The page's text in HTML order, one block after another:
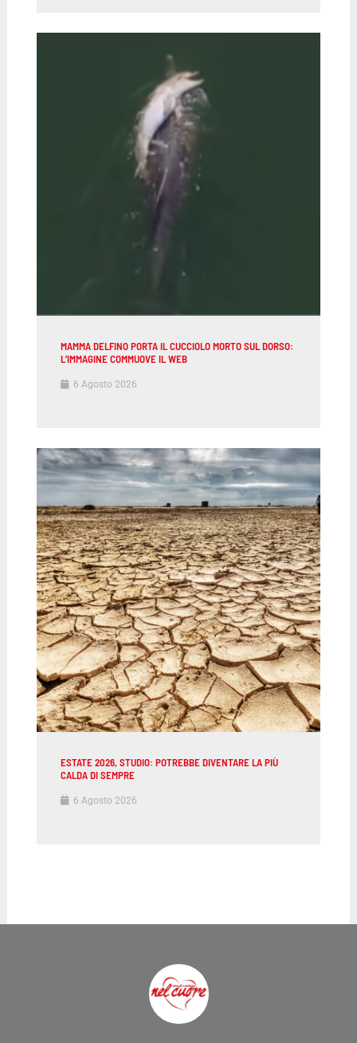
MAMMA DELFINO PORTA IL CUCCIOLO MORTO SUL DORSO:
L’IMMAGINE COMMUOVE IL WEB
6 Agosto 2026
ESTATE 2026, STUDIO: POTREBBE DIVENTARE LA PIÙ
CALDA DI SEMPRE
6 Agosto 2026